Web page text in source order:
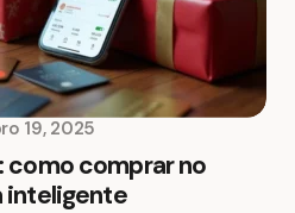
19, 2025
como comprar no
inteligente